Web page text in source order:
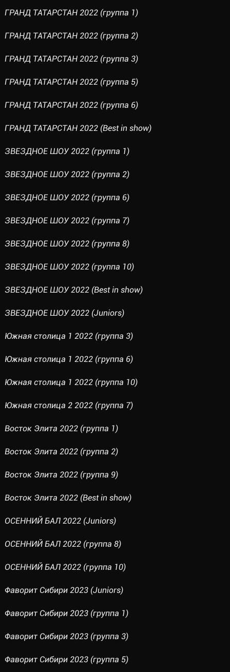
ГРАНД ТАТАРСТАН 2022 (группа 1)
ГРАНД ТАТАРСТАН 2022 (группа 2)
ГРАНД ТАТАРСТАН 2022 (группа 3)
ГРАНД ТАТАРСТАН 2022 (группа 5)
ГРАНД ТАТАРСТАН 2022 (группа 6)
ГРАНД ТАТАРСТАН 2022 (Best in show)
ЗВЕЗДНОЕ ШОУ 2022 (группа 1)
ЗВЕЗДНОЕ ШОУ 2022 (группа 2)
ЗВЕЗДНОЕ ШОУ 2022 (группа 6)
ЗВЕЗДНОЕ ШОУ 2022 (группа 7)
ЗВЕЗДНОЕ ШОУ 2022 (группа 8)
ЗВЕЗДНОЕ ШОУ 2022 (группа 10)
ЗВЕЗДНОЕ ШОУ 2022 (Best in show)
ЗВЕЗДНОЕ ШОУ 2022 (Juniors)
Южная столица 1 2022 (группа 3)
Южная столица 1 2022 (группа 6)
Южная столица 1 2022 (группа 10)
Южная столица 2 2022 (группа 7)
Восток Элита 2022 (группа 1)
Восток Элита 2022 (группа 2)
Восток Элита 2022 (группа 9)
Восток Элита 2022 (Best in show)
ОСЕННИЙ БАЛ 2022 (Juniors)
ОСЕННИЙ БАЛ 2022 (группа 8)
ОСЕННИЙ БАЛ 2022 (группа 10)
Фаворит Сибири 2023 (Juniors)
Фаворит Сибири 2023 (группа 1)
Фаворит Сибири 2023 (группа 3)
Фаворит Сибири 2023 (группа 5)